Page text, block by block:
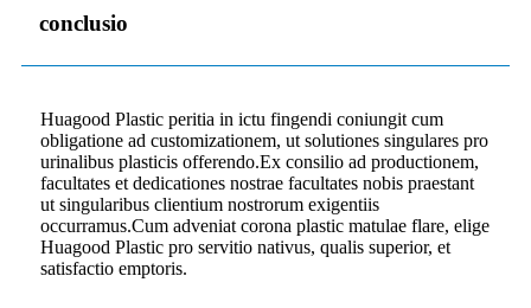
conclusio
Huagood Plastic peritia in ictu fingendi coniungit cum
obligatione ad customizationem, ut solutiones singulares pro
urinalibus plasticis offerendo.Ex consilio ad productionem,
facultates et dedicationes nostrae facultates nobis praestant
ut singularibus clientium nostrorum exigentiis
occurramus.Cum adveniat corona plastic matulae flare, elige
Huagood Plastic pro servitio nativus, qualis superior, et
satisfactio emptoris.